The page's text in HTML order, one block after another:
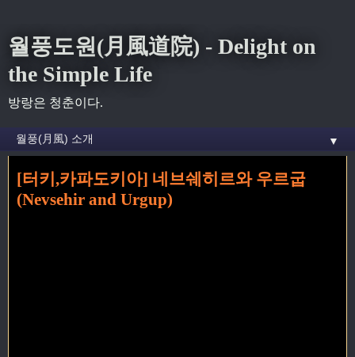
월풍도원(月風道院) - Delight on
the Simple Life
방랑은 청춘이다.
▼
» 우르굽 꼬리가 달린 글
[터키,카파도키아] 네브쉐히르와 우르굽
(Nevsehir and Urgup)